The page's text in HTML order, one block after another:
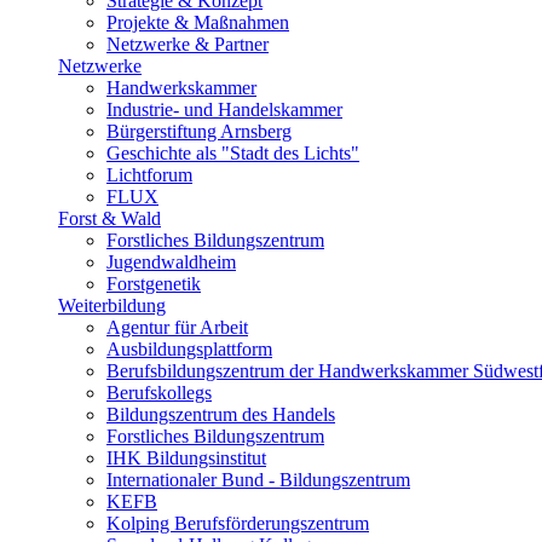
Projekte & Maßnahmen
Netzwerke & Partner
Netzwerke
Handwerkskammer
Industrie- und Handelskammer
Bürgerstiftung Arnsberg
Geschichte als "Stadt des Lichts"
Lichtforum
FLUX
Forst & Wald
Forstliches Bildungszentrum
Jugendwaldheim
Forstgenetik
Weiterbildung
Agentur für Arbeit
Ausbildungsplattform
Berufsbildungszentrum der Handwerkskammer
Berufskollegs
Bildungszentrum des Handels
Forstliches Bildungszentrum
IHK Bildungsinstitut
Internationaler Bund - Bildungszentrum
KEFB
Kolping Berufsförderungszentrum